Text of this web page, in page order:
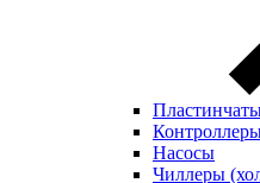
Насосы
Чиллеры